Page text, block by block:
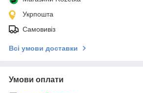
Укрпошта
Самовивіз
Всі умови доставки
Умови оплати